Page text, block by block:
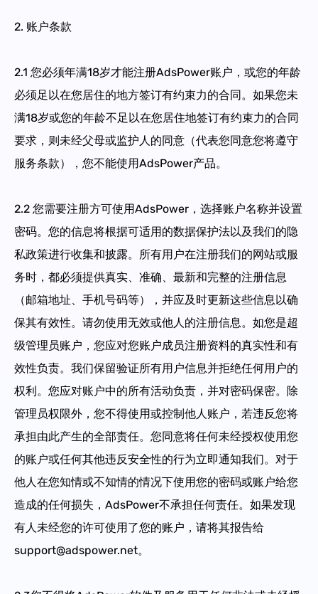
2. 账户条款
2.1 您必须年满18岁才能注册AdsPower账户，或您的年龄
必须足以在您居住的地方签订有约束力的合同。如果您未
满18岁或您的年龄不足以在您居住地签订有约束力的合同
要求，则未经父母或监护人的同意（代表您同意您将遵守
服务条款），您不能使用AdsPower产品。
2.2 您需要注册方可使用AdsPower，选择账户名称并设置
密码。您的信息将根据可适用的数据保护法以及我们的隐
私政策进行收集和披露。所有用户在注册我们的网站或服
务时，都必须提供真实、准确、最新和完整的注册信息
（邮箱地址、手机号码等），并应及时更新这些信息以确
保其有效性。请勿使用无效或他人的注册信息。如您是超
级管理员账户，您应对您账户成员注册资料的真实性和有
效性负责。我们保留验证所有用户信息并拒绝任何用户的
权利。您应对账户中的所有活动负责，并对密码保密。除
管理员权限外，您不得使用或控制他人账户，若违反您将
承担由此产生的全部责任。您同意将任何未经授权使用您
的账户或任何其他违反安全性的行为立即通知我们。对于
他人在您知情或不知情的情况下使用您的密码或账户给您
造成的任何损失，AdsPower不承担任何责任。如果发现
有人未经您的许可使用了您的账户，请将其报告给
support@adspower.net。